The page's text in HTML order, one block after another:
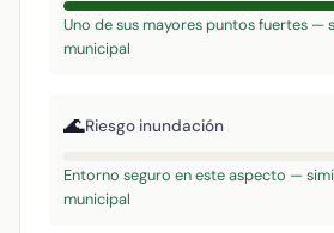
Uno de sus mayores puntos fuertes —
municipal
🌊Riesgo inundación
Entorno seguro en este aspecto —
municipal